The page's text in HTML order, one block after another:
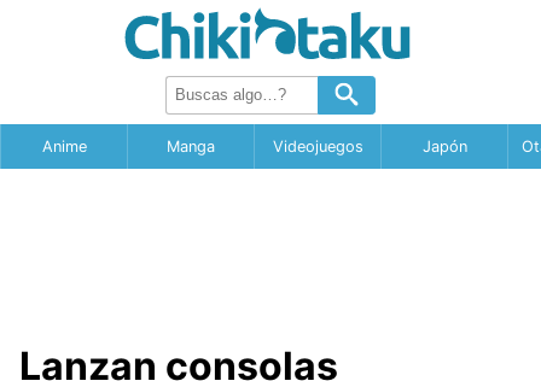
Anime Manga Videojuegos Japón
Lanzan consolas